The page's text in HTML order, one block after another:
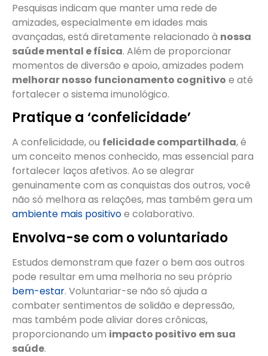
Pesquisas indicam que manter uma rede de
amizades, especialmente em idades mais
avançadas, está diretamente relacionado à nossa
saúde mental e física. Além de proporcionar
momentos de diversão e apoio, amizades podem
melhorar nosso funcionamento cognitivo e até
fortalecer o sistema imunológico.
Pratique a ‘confelicidade’
A confelicidade, ou felicidade compartilhada, é
um conceito menos conhecido, mas essencial para
fortalecer laços afetivos. Ao se alegrar
genuinamente com as conquistas dos outros, você
não só melhora as relações, mas também gera um
ambiente mais positivoe colaborativo.
Envolva-se com o voluntariado
Estudos demonstram que fazer o bem aos outros
pode resultar em uma melhoria no seu próprio
bem-estar. Voluntariar-se não só ajuda a
combater sentimentos de solidão e depressão,
mas também pode aliviar dores crônicas,
proporcionando um impacto positivo em sua
saúde.